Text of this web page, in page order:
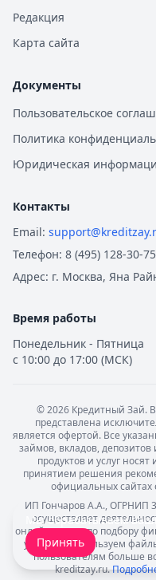
Редакция
Карта сайта
Документы
Пользовательское
Политика
Юридическая
Контакты
Email:
Телефон: 8 (495) 128-30-75
Адрес: г. Москва, Яна
Время работы
Понедельник - Пятница
с 10:00 до 17:00 (МСК)
©2026 Кредитный Зай.
представлена
является офертой. Все
займов, вкладов,
продуктов и услуг
принятием решения
официальных сайтах
ИП Гончаров А.А., ОГРНИП
осуществляет
онлайн-услуги по подбору
услуг. Мы используем
пользователям больше
kreditzay.ru.
Мы обрабатываем
Принять